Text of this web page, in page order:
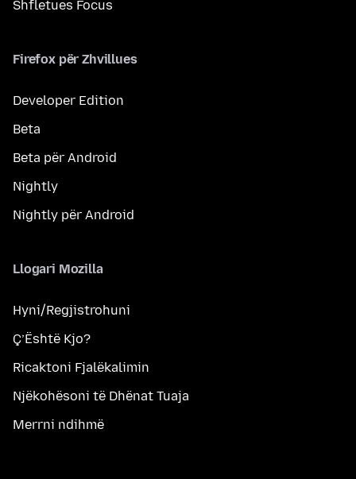
Shfletues Focus
Firefox për Zhvillues
Developer Edition
Beta
Beta për Android
Nightly
Nightly për Android
Llogari Mozilla
Hyni/Regjistrohuni
Ç’Është Kjo?
Ricaktoni Fjalëkalimin
Njëkohësoni të Dhënat Tuaja
Merrni ndihmë